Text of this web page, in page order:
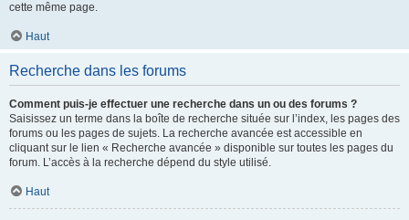
cette même page.
Haut
Recherche dans les forums
Comment puis-je effectuer une recherche dans un ou des forums ?
Saisissez un terme dans la boîte de recherche située sur l’index, les pages des
forums ou les pages de sujets. La recherche avancée est accessible en
cliquant sur le lien « Recherche avancée » disponible sur toutes les pages du
forum. L’accès à la recherche dépend du style utilisé.
Haut